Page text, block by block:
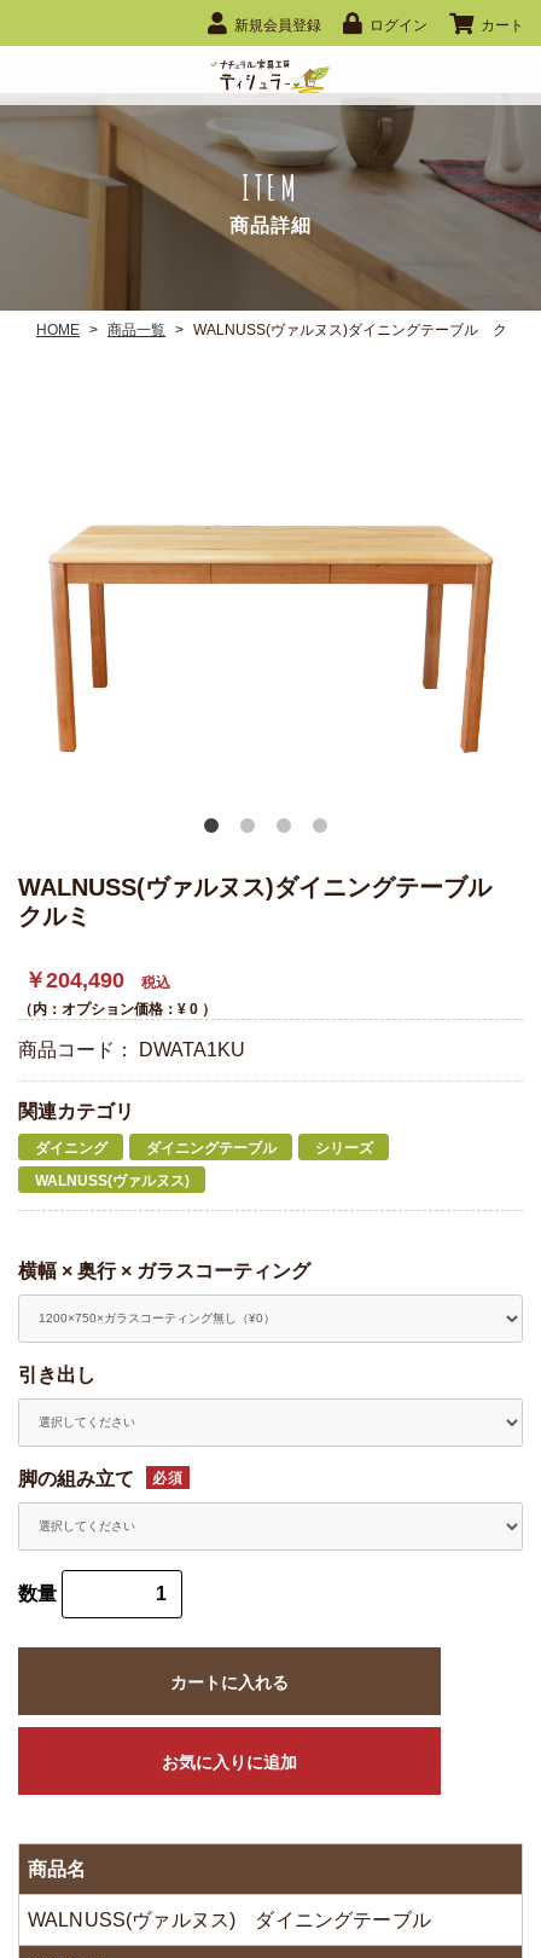
ITEM
商品詳細
新規会員登録 ログイン カート
HOME > 商品一覧 > WALNUSS(ヴァルヌス)ダイニングテーブル クルミ
WALNUSS(ヴァルヌス)ダイニングテーブル
クルミ
￥204,490
税込
（内：オプション価格：¥ 0 ）
商品コード： DWATA1KU
関連カテゴリ
ダイニング ダイニングテーブル
シリーズ
WALNUSS(ヴァルヌス)
横幅 × 奥行 × ガラスコーティング
引き出し
脚の組み立て 必須
数量
カートに入れる
お気に入りに追加
商品名
WALNUSS(ヴァルヌス) ダイニングテーブル